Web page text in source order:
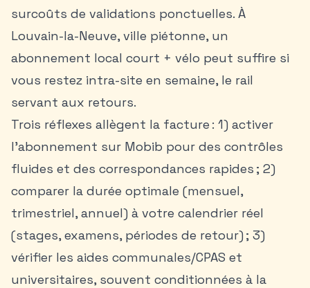
surcoûts de validations ponctuelles. À
Louvain-la-Neuve, ville piétonne, un
abonnement local court + vélo peut suffire si
vous restez intra-site en semaine, le rail
servant aux retours.
Trois réflexes allègent la facture : 1) activer
l’abonnement sur Mobib pour des contrôles
fluides et des correspondances rapides ; 2)
comparer la durée optimale (mensuel,
trimestriel, annuel) à votre calendrier réel
(stages, examens, périodes de retour) ; 3)
vérifier les aides communales/CPAS et
universitaires, souvent conditionnées à la